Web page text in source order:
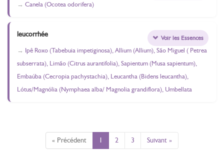
Canela (Ocotea odorifera)
leucorrhée
Ipê Roxo (Tabebuia impetiginosa), Allium (Allium), São Miguel ( Petrea
subserrata), Limão (Citrus aurantifolia), Sapientum (Musa sapientum),
Embaúba (Cecropia pachystachia), Leucantha (Bidens leucantha),
Lótus/Magnólia (Nymphaea alba/ Magnolia grandiflora), Umbellata
Voir les Essences
« Précédent 1 2 3 Suivant »